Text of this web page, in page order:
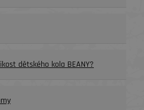
dětského kola BEANY?